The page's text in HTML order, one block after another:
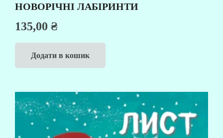
НОВОРІЧНІ ЛАБІРИНТИ
135,00 ₴
Додати в кошик